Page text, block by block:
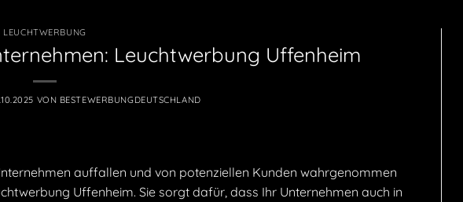
LEUCHTWERBUNG
Leuchtwerbung Uffenheim
VON BESTEWERBUNGDEUTSCHLAND
auffallen und von potenziellen Kunden wahrgenommen
Uffenheim. Sie sorgt dafür, dass Ihr Unternehmen auch in